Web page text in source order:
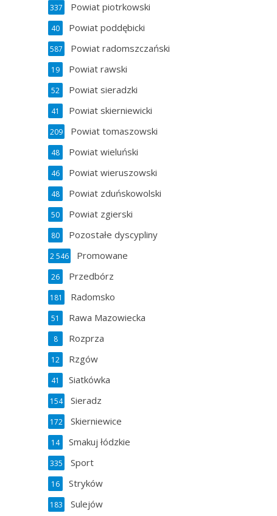
Powiat piotrkowski
337
Powiat poddębicki
40
Powiat radomszczański
587
Powiat rawski
19
Powiat sieradzki
52
Powiat skierniewicki
41
Powiat tomaszowski
209
Powiat wieluński
48
Powiat wieruszowski
46
Powiat zduńskowolski
48
Powiat zgierski
50
Pozostałe dyscypliny
80
Promowane
2 546
Przedbórz
26
Radomsko
181
Rawa Mazowiecka
51
Rozprza
8
Rzgów
12
Siatkówka
41
Sieradz
154
Skierniewice
172
Smakuj łódzkie
14
Sport
335
Stryków
16
Sulejów
183